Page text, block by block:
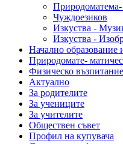
Чуждоезиков
Изкуства -
Изкуства -
Начално образование
Природомате-
Физическо
Актуално
За родителите
За учениците
За учителите
Обществен съвет
Профил на купувача